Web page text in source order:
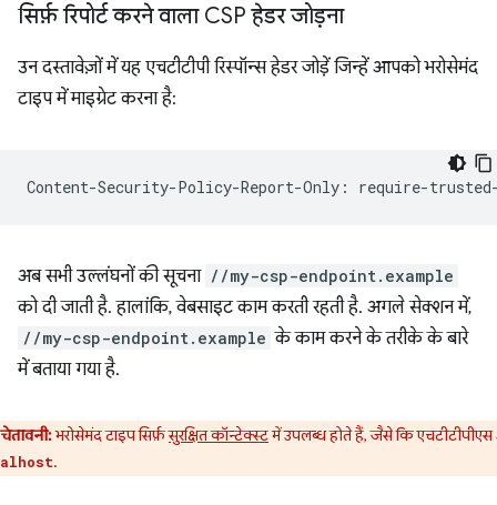
सिर्फ़ रिपोर्ट करने वाला CSP हेडर जोड़ना
उन दस्तावेज़ों में यह एचटीटीपी रिस्पॉन्स हेडर जोड़ें जिन्हें आपको भरोसेमंद
टाइप में माइग्रेट करना है:
अब सभी उल्लंघनों की सूचना //my-csp-endpoint.example
को दी जाती है. हालांकि, वेबसाइट काम करती रहती है. अगले सेक्शन में,
//my-csp-endpoint.example के काम करने के तरीके के बारे
में बताया गया है.
चेतावनी:भरोसेमंद टाइप सिर्फ़सुरक्षित कॉन्टेक्स्टमें उपलब्ध होते हैं, जैसे कि
.